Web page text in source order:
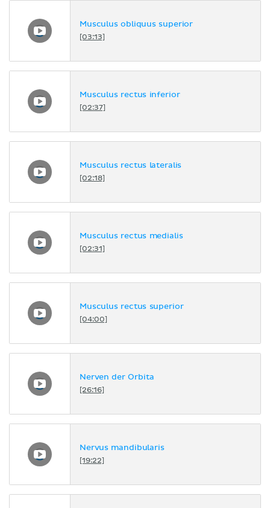
Musculus obliquus superior
[03:13]
Musculus rectus inferior
[02:37]
Musculus rectus lateralis
[02:18]
Musculus rectus medialis
[02:31]
Musculus rectus superior
[04:00]
Nerven der Orbita
[26:16]
Nervus mandibularis
[19:22]